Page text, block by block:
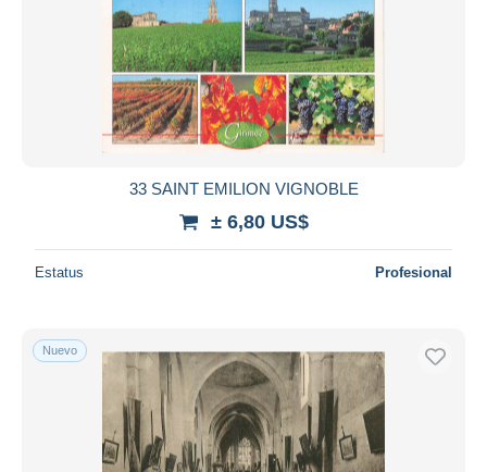
33 SAINT EMILION VIGNOBLE
± 6,80 US$
Estatus Profesional
Nuevo